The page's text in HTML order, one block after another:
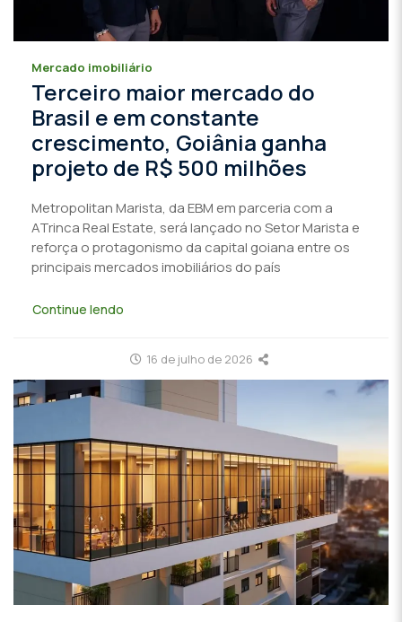
Mercado imobiliário
Terceiro maior mercado do
Brasil e em constante
crescimento, Goiânia ganha
projeto de R$ 500 milhões
Metropolitan Marista, da EBM em parceria com a
ATrinca Real Estate, será lançado no Setor Marista e
reforça o protagonismo da capital goiana entre os
principais mercados imobiliários do país
Continue lendo
16 de julho de 2026